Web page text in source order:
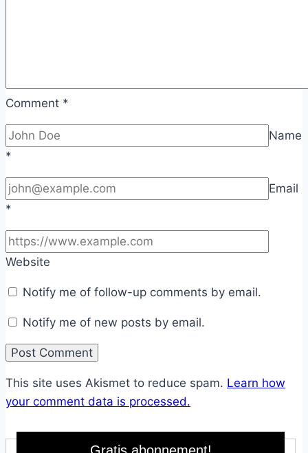
Comment *
Name
*
Email
*
Website
Notify me of follow-up comments by email.
Notify me of new posts by email.
This site uses Akismet to reduce spam. Learn how
your comment data is processed.